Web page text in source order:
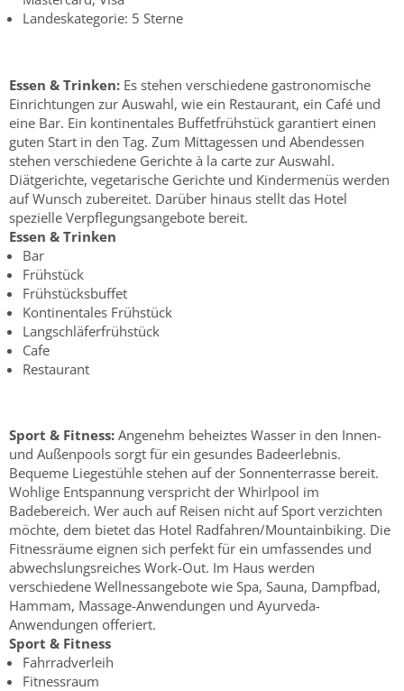
Landeskategorie: 5 Sterne
Essen & Trinken: Es stehen verschiedene gastronomische
Einrichtungen zur Auswahl, wie ein Restaurant, ein Café und
eine Bar. Ein kontinentales Buffetfrühstück garantiert einen
guten Start in den Tag. Zum Mittagessen und Abendessen
stehen verschiedene Gerichte à la carte zur Auswahl.
Diätgerichte, vegetarische Gerichte und Kindermenüs werden
auf Wunsch zubereitet. Darüber hinaus stellt das Hotel
spezielle Verpflegungsangebote bereit.
Essen & Trinken
Bar
Frühstück
Frühstücksbuffet
Kontinentales Frühstück
Langschläferfrühstück
Cafe
Restaurant
Sport & Fitness: Angenehm beheiztes Wasser in den Innen-
und Außenpools sorgt für ein gesundes Badeerlebnis.
Bequeme Liegestühle stehen auf der Sonnenterrasse bereit.
Wohlige Entspannung verspricht der Whirlpool im
Badebereich. Wer auch auf Reisen nicht auf Sport verzichten
möchte, dem bietet das Hotel Radfahren/Mountainbiking. Die
Fitnessräume eignen sich perfekt für ein umfassendes und
abwechslungsreiches Work-Out. Im Haus werden
verschiedene Wellnessangebote wie Spa, Sauna, Dampfbad,
Hammam, Massage-Anwendungen und Ayurveda-
Anwendungen offeriert.
Sport & Fitness
Fahrradverleih
Fitnessraum